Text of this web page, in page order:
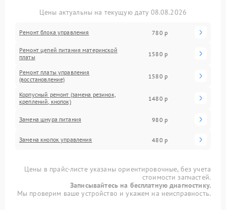
Цены актуальны на текущую дату 08.08.2026
Ремонт блока управления 780 р
Ремонт цепей питания материнской
платы
1580 р
Ремонт платы управления
(восстановление)
1580 р
Корпусный ремонт (замена резинок,
креплений, кнопок)
1480 р
Замена шнура питания 980 р
Замена кнопок управления 480 р
Цены в прайс-листе указаны ориентировочные, без учета
стоимости запчастей.
Записывайтесь на бесплатную диагностику.
Мы проверим ваше устройство и укажем на неисправность.